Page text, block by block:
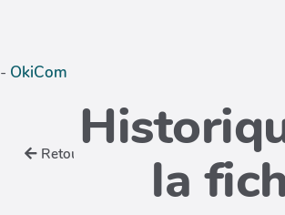
- OkiCom
Retour la